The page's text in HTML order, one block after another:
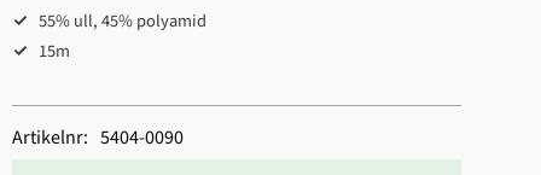
55% ull, 45% polyamid
15m
Artikelnr 5404-0090